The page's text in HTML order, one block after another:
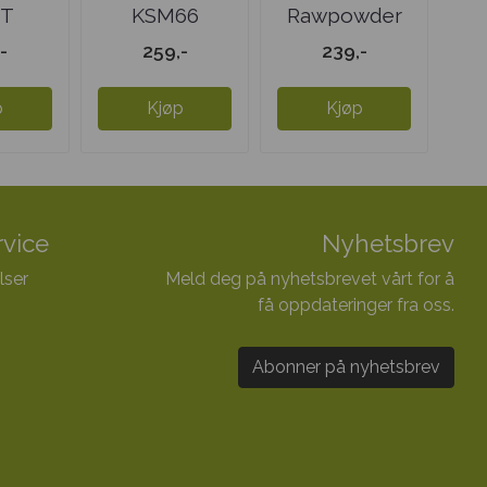
-
KSM66
Ashwagandha
259,-
Kjøp
Rawpowder
Matcha-te
239,-
Kjøp
Nyhetsbrev
Meld deg på nyhetsbrevet vårt for å
få oppdateringer fra oss.
Abonner på nyhetsbrev